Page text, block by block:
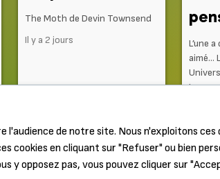
The Moth de Devin Townsend
Il y a 2 jours
L’une
aimé…
!
l'audience de notre site. Nous n'exploitons
cookies en cliquant sur "Refuser" ou bien
y opposez pas, vous pouvez cliquer sur